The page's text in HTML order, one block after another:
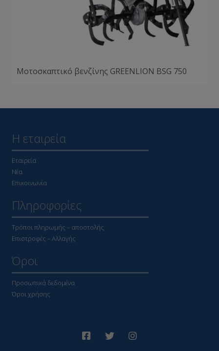
Μοτοσκαπτικό βενζίνης GREENLION BSG 750
Η εταιρεία
Εταιρεία
Νέα
Επικοινωνία
Πληροφορίες
Τρόποι πληρωμής – αποστολής
Επιστροφές – Αλλαγής
Όροι
Προσωπικά δεδομένα
Όροι χρήσης